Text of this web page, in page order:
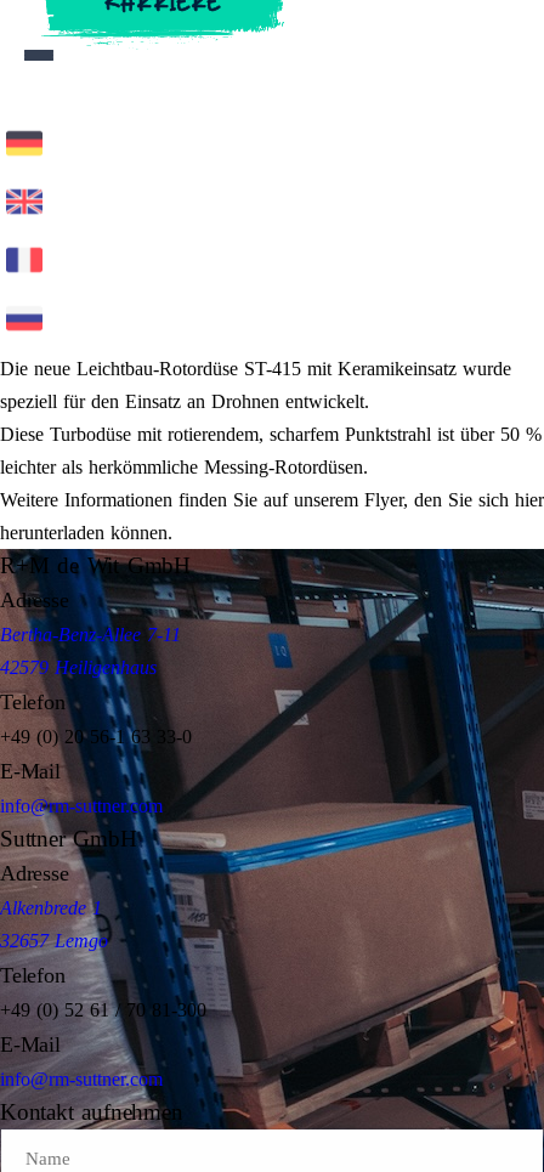
Die neue Leichtbau-Rotordüse ST-415 mit Keramikeinsatz wurde
speziell für den Einsatz an Drohnen entwickelt.
Diese Turbodüse mit rotierendem, scharfem Punktstrahl ist über 50 %
leichter als herkömmliche Messing-Rotordüsen.
Weitere Informationen finden Sie auf unserem Flyer, den Sie sich hier
herunterladen können.
R+M de Wit GmbH
Adresse
Bertha-Benz-Allee 7-11
42579 Heiligenhaus
Telefon
+49 (0) 20 56-1 63 33-0
E-Mail
info@rm-suttner.com
Suttner GmbH
Adresse
Alkenbrede 1
32657 Lemgo
Telefon
+49 (0) 52 61 / 70 81-300
E-Mail
info@rm-suttner.com
Kontakt aufnehmen